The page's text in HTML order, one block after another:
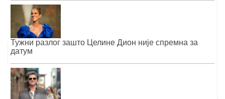
Тужни разлог зашто Целине Дион није спремна за
датум